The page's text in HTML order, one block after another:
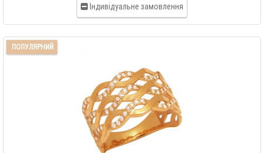
Індивідуальне замовлення
ПОПУЛЯРНИЙ